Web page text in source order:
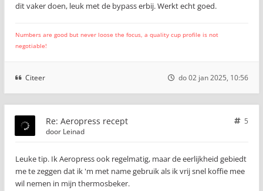
dit vaker doen, leuk met de bypass erbij. Werkt echt goed.
Numbers are good but never loose the focus, a quality cup profile is not
negotiable!
Citeer do 02 jan 2025, 10:56
Re: Aeropress recept
5
door Leinad
Leuke tip. Ik Aeropress ook regelmatig, maar de eerlijkheid gebiedt
me te zeggen dat ik 'm met name gebruik als ik vrij snel koffie mee
wil nemen in mijn thermosbeker.